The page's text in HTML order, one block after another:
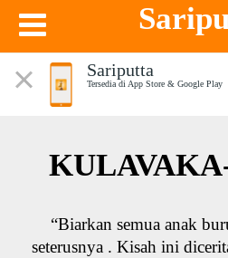
Sariputta
Tersedia di App Store & Google Play
“Biarkan semua anak
seterusnya . Kisah ini